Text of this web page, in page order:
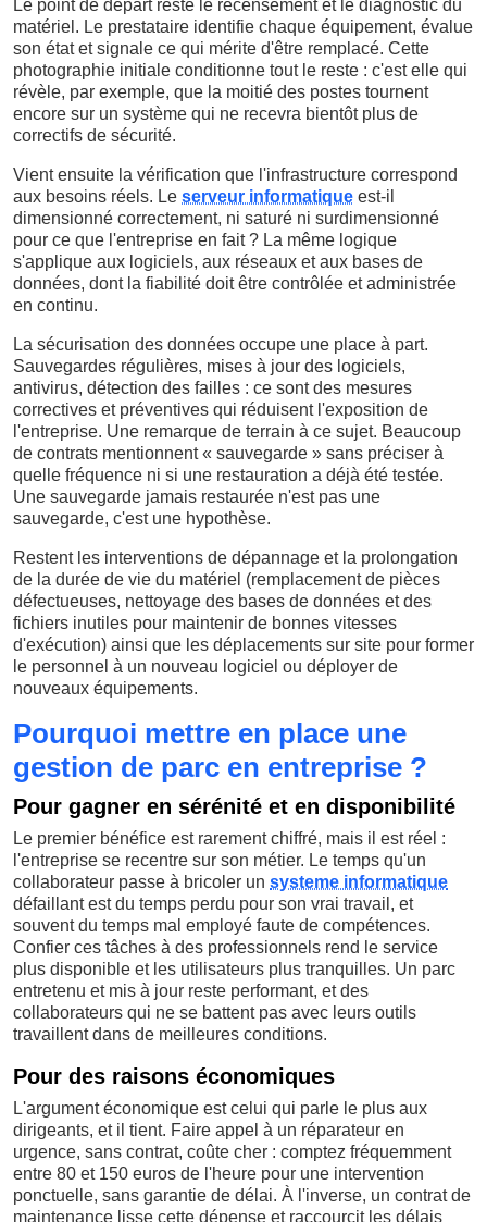
Le point de départ reste le recensement et le diagnostic du
matériel. Le prestataire identifie chaque équipement, évalue
son état et signale ce qui mérite d'être remplacé. Cette
photographie initiale conditionne tout le reste : c'est elle qui
révèle, par exemple, que la moitié des postes tournent
encore sur un système qui ne recevra bientôt plus de
correctifs de sécurité.
Vient ensuite la vérification que l'infrastructure correspond
aux besoins réels. Le serveur informatique est-il
dimensionné correctement, ni saturé ni surdimensionné
pour ce que l'entreprise en fait ? La même logique
s'applique aux logiciels, aux réseaux et aux bases de
données, dont la fiabilité doit être contrôlée et administrée
en continu.
La sécurisation des données occupe une place à part.
Sauvegardes régulières, mises à jour des logiciels,
antivirus, détection des failles : ce sont des mesures
correctives et préventives qui réduisent l'exposition de
l'entreprise. Une remarque de terrain à ce sujet. Beaucoup
de contrats mentionnent « sauvegarde » sans préciser à
quelle fréquence ni si une restauration a déjà été testée.
Une sauvegarde jamais restaurée n'est pas une
sauvegarde, c'est une hypothèse.
Restent les interventions de dépannage et la prolongation
de la durée de vie du matériel (remplacement de pièces
défectueuses, nettoyage des bases de données et des
fichiers inutiles pour maintenir de bonnes vitesses
d'exécution) ainsi que les déplacements sur site pour former
le personnel à un nouveau logiciel ou déployer de
nouveaux équipements.
Pourquoi mettre en place une
gestion de parc en entreprise ?
Pour gagner en sérénité et en disponibilité
Le premier bénéfice est rarement chiffré, mais il est réel :
l'entreprise se recentre sur son métier. Le temps qu'un
collaborateur passe à bricoler un systeme informatique
défaillant est du temps perdu pour son vrai travail, et
souvent du temps mal employé faute de compétences.
Confier ces tâches à des professionnels rend le service
plus disponible et les utilisateurs plus tranquilles. Un parc
entretenu et mis à jour reste performant, et des
collaborateurs qui ne se battent pas avec leurs outils
travaillent dans de meilleures conditions.
Pour des raisons économiques
L'argument économique est celui qui parle le plus aux
dirigeants, et il tient. Faire appel à un réparateur en
urgence, sans contrat, coûte cher : comptez fréquemment
entre 80 et 150 euros de l'heure pour une intervention
ponctuelle, sans garantie de délai. À l'inverse, un contrat de
maintenance lisse cette dépense et raccourcit les délais